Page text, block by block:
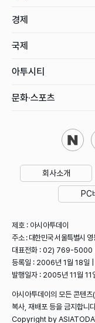
경제
국제
아투시티
문화·스포츠
회사소개
PC
제호 : 아시아투데이
주소 : 대한민국 서울특별시
대표전화 : 02) 769-5000
등록일 : 2006년 1월 18일 |
발행일자 : 2005년 11월 11
아시아투데이의 모든 콘텐
복사, 재배포 등을 금지합니
Copyright by